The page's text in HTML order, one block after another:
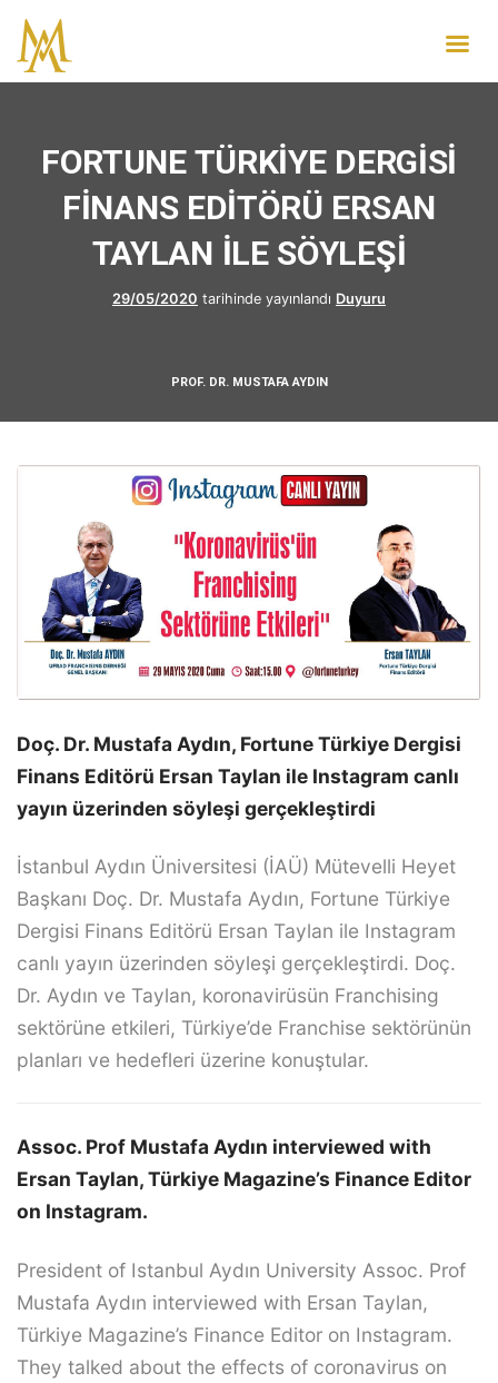
FORTUNE TÜRKİYE DERGİSİ
FİNANS EDİTÖRÜ ERSAN
TAYLAN İLE SÖYLEŞİ
29/05/2020 tarihinde yayınlandı Duyuru
PROF. DR. MUSTAFA AYDIN
Doç. Dr. Mustafa Aydın, Fortune Türkiye Dergisi
Finans Editörü Ersan Taylan ile Instagram canlı
yayın üzerinden söyleşi gerçekleştirdi
İstanbul Aydın Üniversitesi (İAÜ) Mütevelli Heyet
Başkanı Doç. Dr. Mustafa Aydın, Fortune Türkiye
Dergisi Finans Editörü Ersan Taylan ile Instagram
canlı yayın üzerinden söyleşi gerçekleştirdi. Doç.
Dr. Aydın ve Taylan, koronavirüsün Franchising
sektörüne etkileri, Türkiye’de Franchise sektörünün
planları ve hedefleri üzerine konuştular.
Assoc. Prof Mustafa Aydın interviewed with
Ersan Taylan, Türkiye Magazine’s Finance Editor
on Instagram.
President of Istanbul Aydın University Assoc. Prof
Mustafa Aydın interviewed with Ersan Taylan,
Türkiye Magazine’s Finance Editor on Instagram.
They talked about the effects of coronavirus on